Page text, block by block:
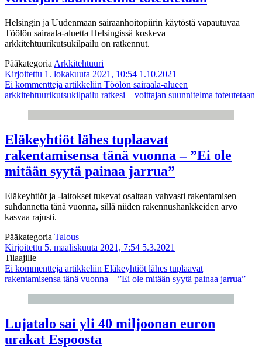
Helsingin ja Uudenmaan sairaanhoitopiirin käytöstä vapautuvaa
Töölön sairaala-aluetta Helsingissä koskeva
arkkitehtuurikutsukilpailu on ratkennut.
Pääkategoria Arkkitehtuuri
Kirjoitettu 1. lokakuuta 2021, 10:54 1.10.2021
Ei kommentteja artikkeliin Töölön sairaala-alueen
arkkitehtuurikutsukilpailu ratkesi – voittajan suunnitelma toteutetaan
Eläkeyhtiöt lähes tuplaavat
rakentamisensa tänä vuonna – ”Ei ole
mitään syytä painaa jarrua”
Eläkeyhtiöt ja -laitokset tukevat osaltaan vahvasti rakentamisen
suhdannetta tänä vuonna, sillä niiden rakennushankkeiden arvo
kasvaa rajusti.
Pääkategoria Talous
Kirjoitettu 5. maaliskuuta 2021, 7:54 5.3.2021
Tilaajille
Ei kommentteja artikkeliin Eläkeyhtiöt lähes tuplaavat
rakentamisensa tänä vuonna – ”Ei ole mitään syytä painaa jarrua”
Lujatalo sai yli 40 miljoonan euron
urakat Espoosta